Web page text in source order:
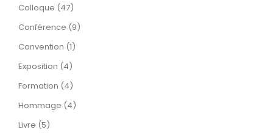
Colloque (47)
Conférence (9)
Convention (1)
Exposition (4)
Formation (4)
Hommage (4)
Livre (5)